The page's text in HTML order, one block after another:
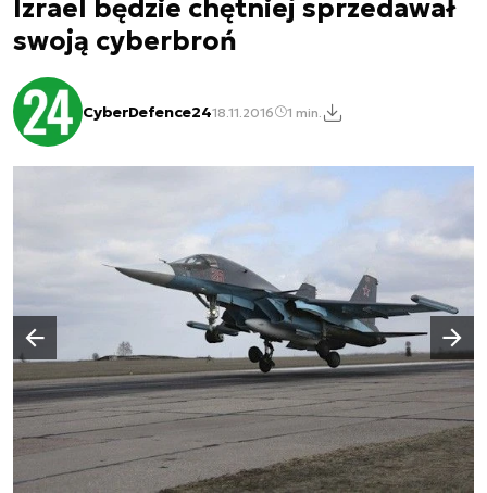
Izrael będzie chętniej sprzedawał
swoją cyberbroń
CyberDefence2418.11.2016 1 min.
Poprzedni slajd
Następny slajd